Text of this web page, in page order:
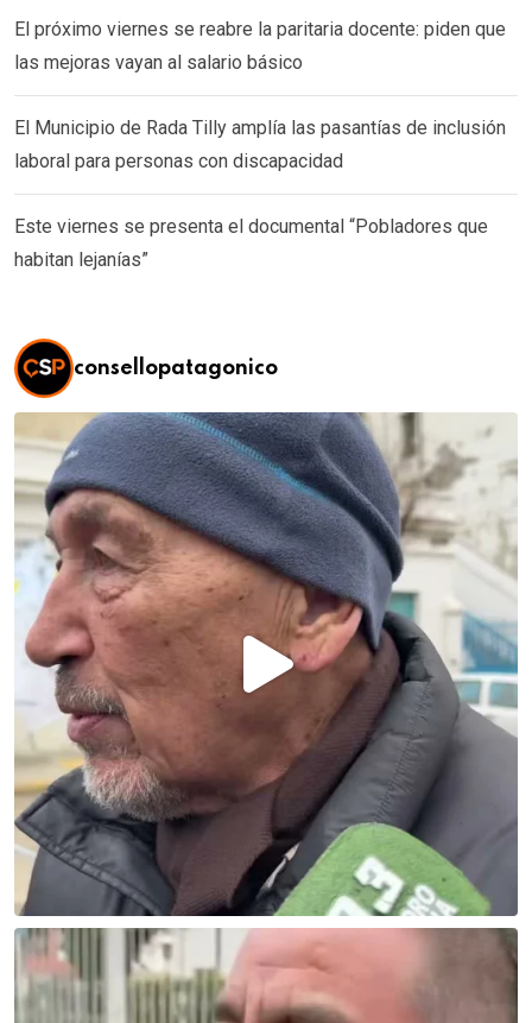
El próximo viernes se reabre la paritaria docente: piden que
las mejoras vayan al salario básico
El Municipio de Rada Tilly amplía las pasantías de inclusión
laboral para personas con discapacidad
Este viernes se presenta el documental “Pobladores que
habitan lejanías”
consellopatagonico